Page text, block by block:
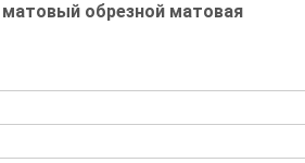
обрезной матовая